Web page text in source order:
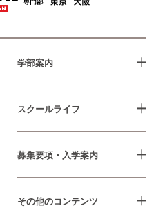
学部案内
スクールライフ
募集要項・入学案内
その他のコンテンツ